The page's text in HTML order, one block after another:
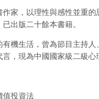
家，以理性與感性並重
出版二十餘本書籍。
機生活，曾為節目主持
，現為中國國家級二級心
值投資法